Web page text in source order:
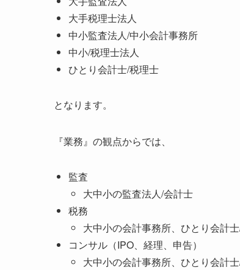
大手税理士法人
中小監査法人/中小会計事務所
中小/税理士法人
ひとり会計士/税理士
となります。
『業務』の観点からでは、
監査
大中小の監査法人/会計士
税務
大中小の会計事務所、ひとり会計
コンサル（IPO、経理、申告）
大中小の会計事務所、ひとり会計